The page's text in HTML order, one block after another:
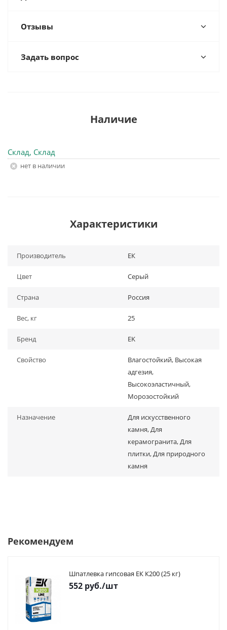
Отзывы
Задать вопрос
Наличие
Склад, Склад
Нет в наличии
Характеристики
Производитель ЕК
Цвет Серый
Страна Россия
Вес, кг 25
Бренд EK
Свойство
Влагостойкий, Высокая
адгезия,
Высокоэластичный,
Морозостойкий
Назначение
Для искусственного
камня, Для
керамогранита, Для
плитки, Для природного
камня
Рекомендуем
Шпатлевка гипсовая ЕК К200 (25 кг)
552 руб./шт